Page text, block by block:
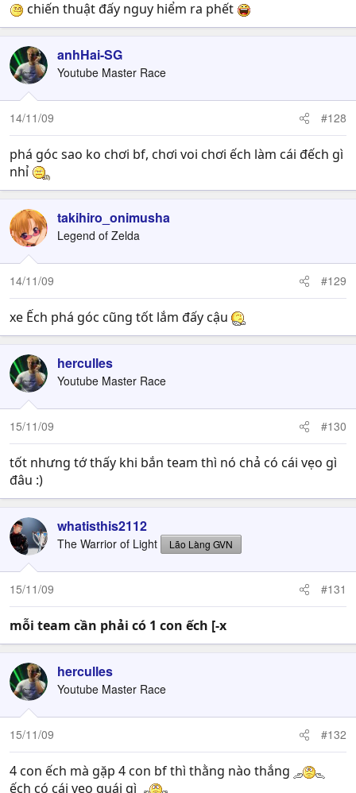
chiến thuật đấy nguy hiểm ra phết
anhHai-SG
Youtube Master Race
14/11/09 #128
phá góc sao ko chơi bf, chơi voi chơi ếch làm cái đếch gì
nhỉ
takihiro_onimusha
Legend of Zelda
14/11/09 #129
xe Ếch phá góc cũng tốt lắm đấy cậu
herculles
Youtube Master Race
15/11/09 #130
tốt nhưng tớ thấy khi bắn team thì nó chả có cái vẹo gì
đâu :)
whatisthis2112
The Warrior of Light Lão Làng GVN
15/11/09 #131
mỗi team cần phải có 1 con ếch [-x
herculles
Youtube Master Race
15/11/09 #132
4 con ếch mà gặp 4 con bf thì thằng nào thắng
ếch có cái vẹo quái gì